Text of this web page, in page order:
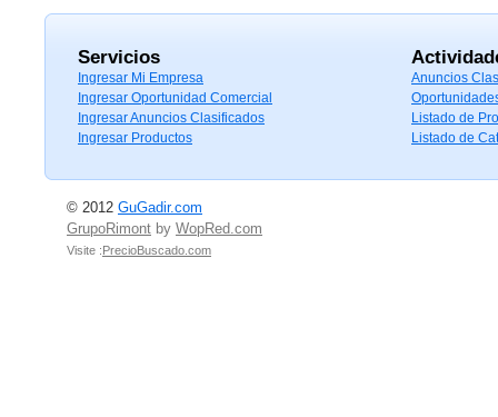
Servicios
Ingresar Mi Empresa
Ingresar Oportunidad Comercial
Ingresar Anuncios Clasificados
Ingresar Productos
Anuncios
Listado de
Listado de
© 2012 GuGadir.com
GrupoRimont by WopRed.com
Visite :PrecioBuscado.com